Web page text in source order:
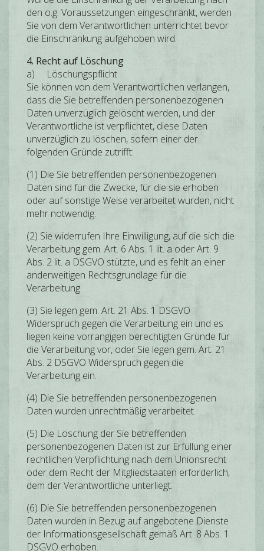
den o.g. Voraussetzungen eingeschränkt, werden
Sie von dem Verantwortlichen unterrichtet bevor
die Einschränkung aufgehoben wird.
4. Recht auf Löschung
a) Löschungspflicht
Sie können von dem Verantwortlichen verlangen,
dass die Sie betreffenden personenbezogenen
Daten unverzüglich gelöscht werden, und der
Verantwortliche ist verpflichtet, diese Daten
unverzüglich zu löschen, sofern einer der
folgenden Gründe zutrifft:
(1) Die Sie betreffenden personenbezogenen
Daten sind für die Zwecke, für die sie erhoben
oder auf sonstige Weise verarbeitet wurden, nicht
mehr notwendig.
(2) Sie widerrufen Ihre Einwilligung, auf die sich die
Verarbeitung gem. Art. 6 Abs. 1 lit. a oder Art. 9
Abs. 2 lit. a DSGVO stützte, und es fehlt an einer
anderweitigen Rechtsgrundlage für die
Verarbeitung.
(3) Sie legen gem. Art. 21 Abs. 1 DSGVO
Widerspruch gegen die Verarbeitung ein und es
liegen keine vorrangigen berechtigten Gründe für
die Verarbeitung vor, oder Sie legen gem. Art. 21
Abs. 2 DSGVO Widerspruch gegen die
Verarbeitung ein.
(4) Die Sie betreffenden personenbezogenen
Daten wurden unrechtmäßig verarbeitet.
(5) Die Löschung der Sie betreffenden
personenbezogenen Daten ist zur Erfüllung einer
rechtlichen Verpflichtung nach dem Unionsrecht
oder dem Recht der Mitgliedstaaten erforderlich,
dem der Verantwortliche unterliegt.
(6) Die Sie betreffenden personenbezogenen
Daten wurden in Bezug auf angebotene Dienste
der Informationsgesellschaft gemäß Art. 8 Abs. 1
DSGVO erhoben.